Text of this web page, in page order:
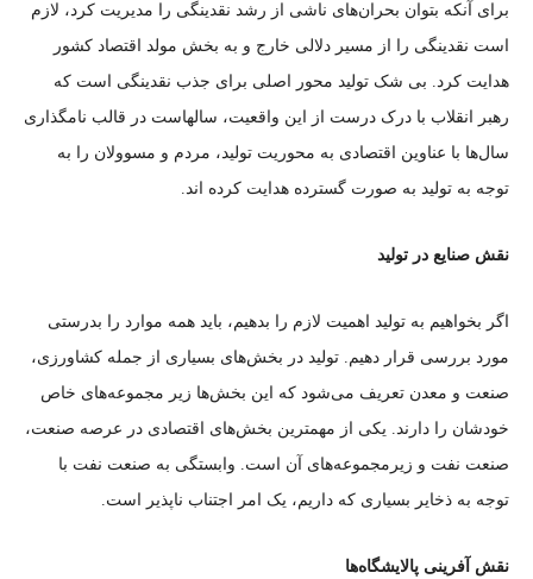
برای آنکه بتوان بحران‌های ناشی از رشد نقدینگی را مدیریت کرد، لازم
است نقدینگی را از مسیر دلالی خارج و به بخش مولد اقتصاد کشور
هدایت کرد. بی شک تولید محور اصلی برای جذب نقدینگی است که
رهبر انقلاب با درک درست از این واقعیت، سالهاست در قالب نامگذاری
سال‌ها با عناوین اقتصادی به محوریت تولید، مردم و مسوولان را به
توجه به تولید به صورت گسترده هدایت کرده اند.
نقش صنایع در تولید
اگر بخواهیم به تولید اهمیت لازم را بدهیم، باید همه موارد را بدرستی
مورد بررسی قرار دهیم. تولید در بخش‌های بسیاری از جمله کشاورزی،
صنعت و معدن تعریف می‌شود که این بخش‌ها زیر مجموعه‌های خاص
خودشان را دارند. یکی از مهمترین بخش‌های اقتصادی در عرصه صنعت،
صنعت نفت و زیرمجموعه‌های آن است. وابستگی به صنعت نفت با
توجه به ذخایر بسیاری که داریم، یک امر اجتناب ناپذیر است.
نقش آفرینی پالایشگاه‌ها